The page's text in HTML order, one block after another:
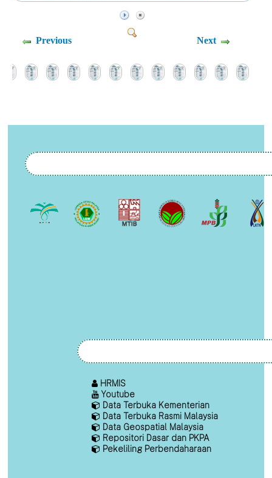
Previous Next
HRMIS
Youtube
Data Terbuka Kementerian
Data Terbuka Rasmi Malaysia
Data Geospatial Malaysia
Repositori Dasar dan PKPA
Pekeliling Perbendaharaan